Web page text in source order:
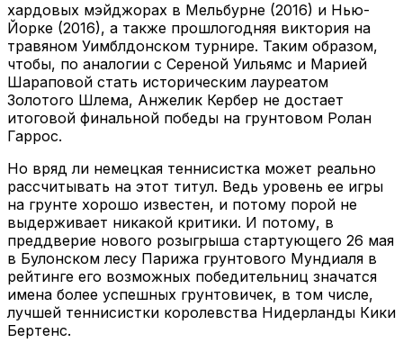
хардовых мэйджорах в Мельбурне (2016) и Нью-
Йорке (2016), а также прошлогодняя виктория на
травяном Уимблдонском турнире. Таким образом,
чтобы, по аналогии с Сереной Уильямс и Марией
Шараповой стать историческим лауреатом
Золотого Шлема, Анжелик Кербер не достает
итоговой финальной победы на грунтовом Ролан
Гаррос.
Но вряд ли немецкая теннисистка может реально
рассчитывать на этот титул. Ведь уровень ее игры
на грунте хорошо известен, и потому порой не
выдерживает никакой критики. И потому, в
преддверие нового розыгрыша стартующего 26 мая
в Булонском лесу Парижа грунтового Мундиаля в
рейтинге его возможных победительниц значатся
имена более успешных грунтовичек, в том числе,
лучшей теннисистки королевства Нидерланды Кики
Бертенс.